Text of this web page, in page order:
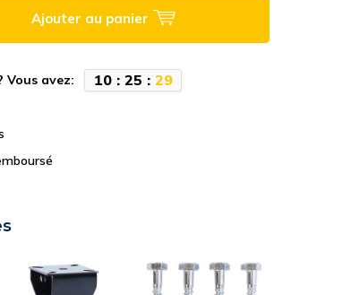
Ajouter au panier
Vous avez: 10: 25 : 29